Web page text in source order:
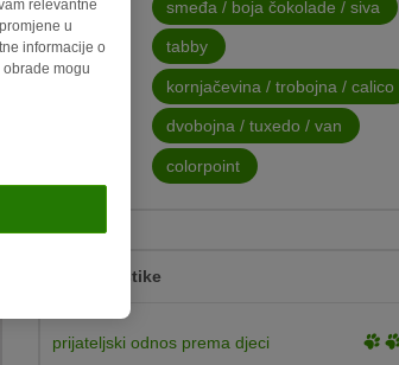
smeđa / boja čokolade / siva
tabby
kornjačevina / trobojna / calico
dvobojna / tuxedo / van
colorpoint
Karakteristike
prijateljski odnos prema djeci
3
relevantne
u
informacije o
mogu